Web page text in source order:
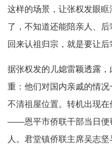
这样的场景，让张权发眼
了，不知道还能陪亲人、
回来认祖归宗，就是要让后
据张权发的儿媳雷颖透露
重：他们对国内亲戚的情
不清祖屋位置。转机出现
——恩平市侨联干部当日便
人。君堂镇侨联主席吴志